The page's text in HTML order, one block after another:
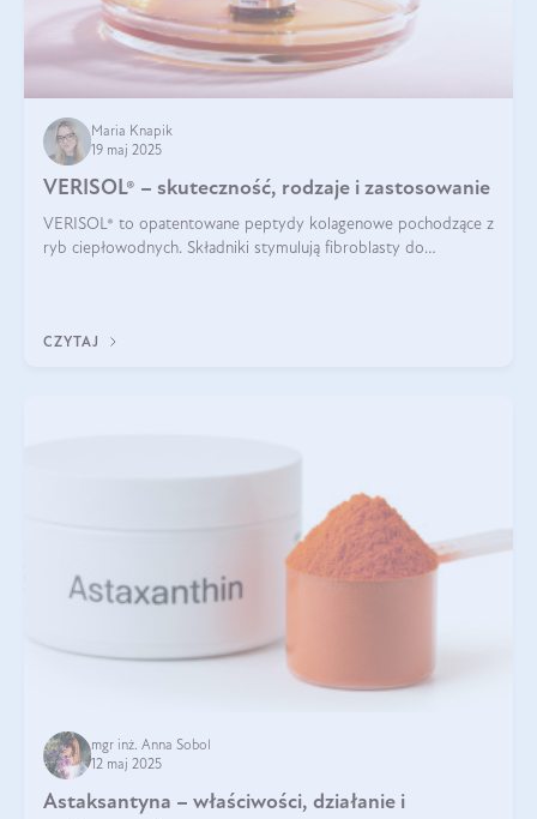
Maria Knapik
19 maj 2025
VERISOL® – skuteczność, rodzaje i zastosowanie
VERISOL® to opatentowane peptydy kolagenowe pochodzące z
ryb ciepłowodnych. Składniki stymulują fibroblasty do
CZYTAJ
mgr inż. Anna Sobol
12 maj 2025
Astaksantyna – właściwości, działanie i